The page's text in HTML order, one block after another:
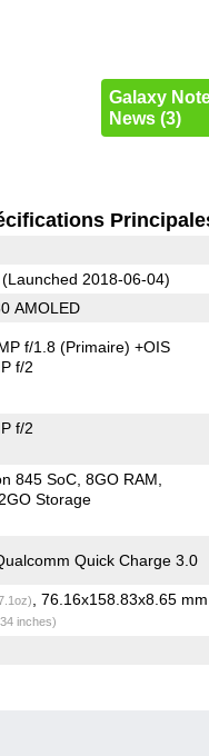
Galaxy
News (3)
(Launched 2018-06-04)
AMOLED
f/1.8(Primaire) +OIS
f/2
f/2
845 SoC 8GO RAM
Storage
Quick Charge 3.0
, 76.16x158.83x8.65 mm
inches)